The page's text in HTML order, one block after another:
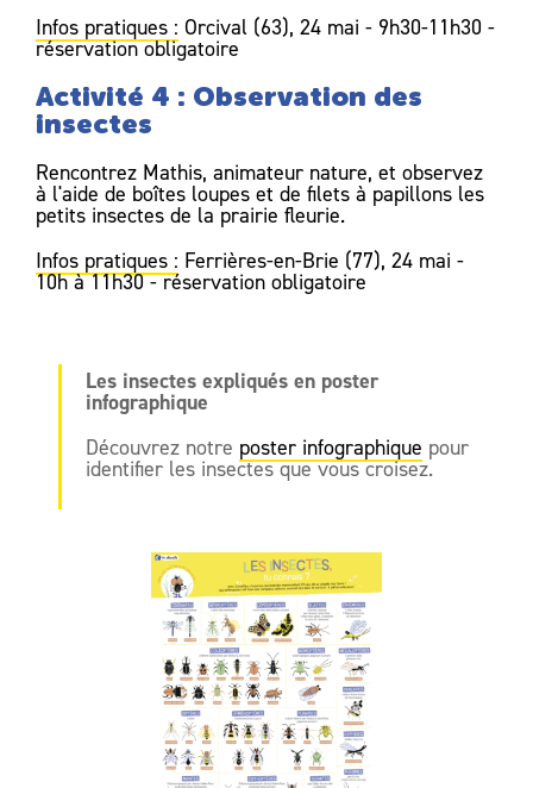
Infos pratiques : Orcival (63), 24 mai - 9h30-11h30 -
réservation obligatoire
Activité 4 : Observation des
insectes
Rencontrez Mathis, animateur nature, et observez
à l'aide de boîtes loupes et de filets à papillons les
petits insectes de la prairie fleurie.
Infos pratiques : Ferrières-en-Brie (77), 24 mai -
10h à 11h30 - réservation obligatoire
Les insectes expliqués en poster
infographique
Découvrez notre poster infographique pour
identifier les insectes que vous croisez.